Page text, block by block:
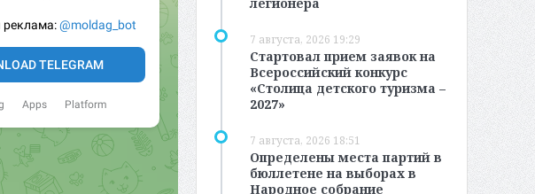
7 августа, 2026 19:29
Стартовал прием заявок на
Всероссийский конкурс
«Столица детского туризма –
2027»
7 августа, 2026 18:51
Определены места партий в
бюллетене на выборах в
Народное собрание